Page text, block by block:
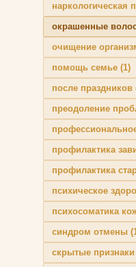
наркологическая
окрашенные
очищение
помощь семье (1)
после праздников
преодоление
профилактика
профилактика
психическое
психосоматика
синдром отмены
скрытые признаки